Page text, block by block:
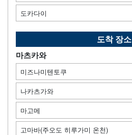
도카다이
도착 장소
마츠카와
미즈나미텐토쿠
나카츠가와
마고메
고마바(주오도 히루가미 온천)